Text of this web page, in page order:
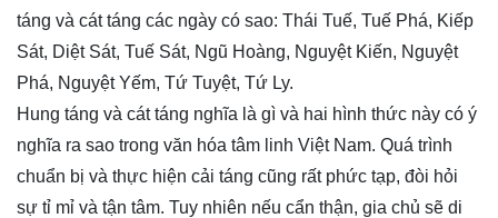
táng và cát táng các ngày có sao: Thái Tuế, Tuế Phá, Kiếp
Sát, Diệt Sát, Tuế Sát, Ngũ Hoàng, Nguyệt Kiến, Nguyệt
Phá, Nguyệt Yếm, Tứ Tuyệt, Tứ Ly.
Hung táng và cát táng nghĩa là gì và hai hình thức này có ý
nghĩa ra sao trong văn hóa tâm linh Việt Nam. Quá trình
chuẩn bị và thực hiện cải táng cũng rất phức tạp, đòi hỏi
sự tỉ mỉ và tận tâm. Tuy nhiên nếu cẩn thận, gia chủ sẽ di